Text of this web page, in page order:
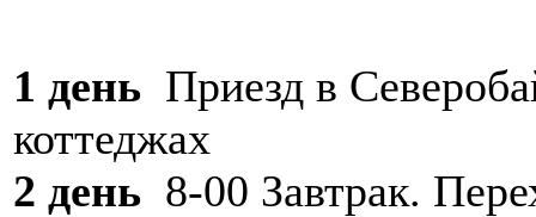
1 день Приезд в
коттеджах
2 день 8-00 Завтрак.